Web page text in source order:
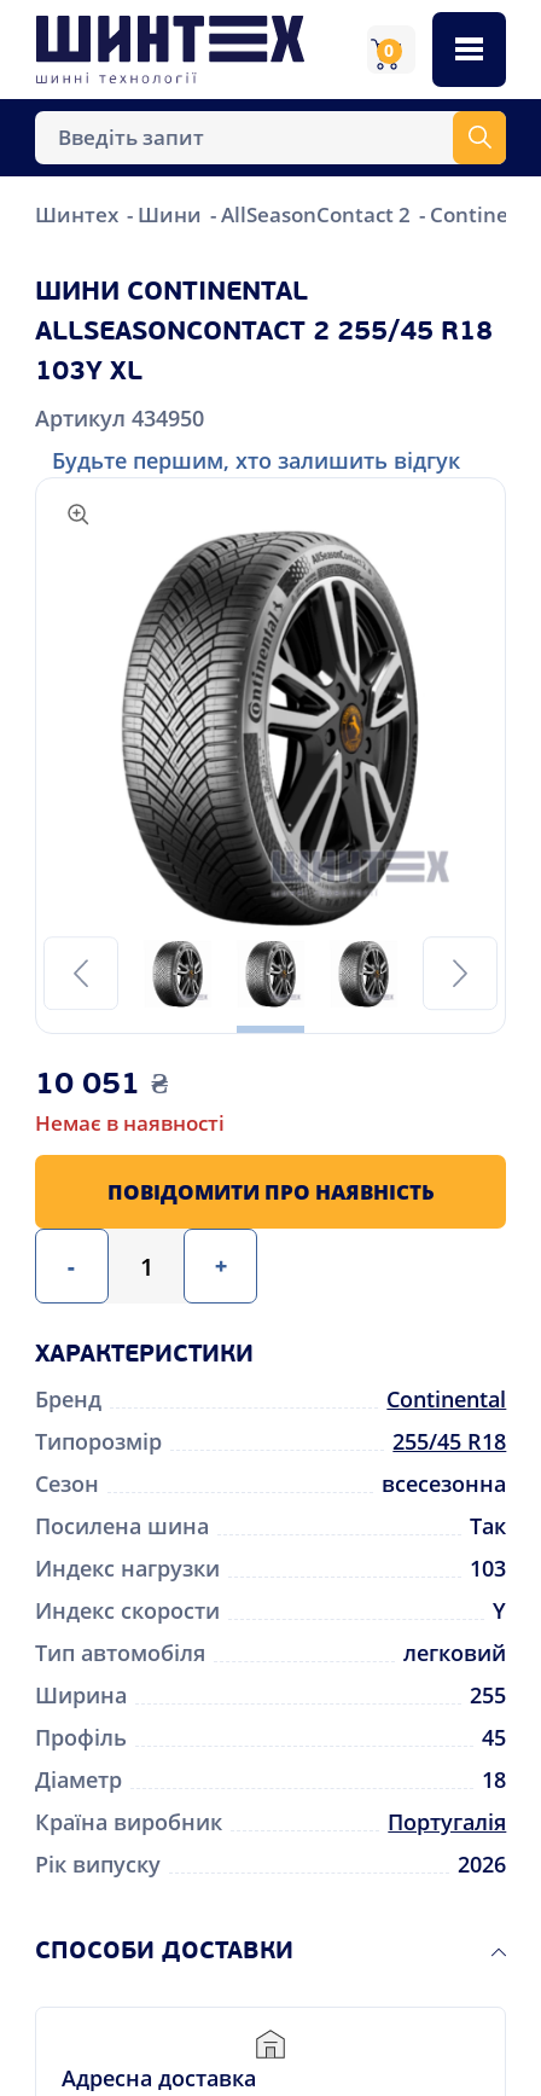
0
Шинтех Шини AllSeasonContact 2
ШИНИ CONTINENTAL
ALLSEASONCONTACT 2 255/45 R18
103Y XL
Артикул 434950
Будьте першим, хто залишить відгук
10 051 ₴
Немає в наявності
- +
ПОВІДОМИТИ ПРО НАЯВНІСТЬ
ХАРАКТЕРИСТИКИ
Бренд
Continental
Типорозмір
255/45 R18
Сезон
всесезонна
Посилена шина
Так
Индекс нагрузки
103
Индекс скорости
Y
Тип автомобіля
легковий
Ширина
255
Профіль
45
Діаметр
18
Країна виробник
Португалія
Рік випуску
2026
СПОСОБИ ДОСТАВКИ
Адресна доставка